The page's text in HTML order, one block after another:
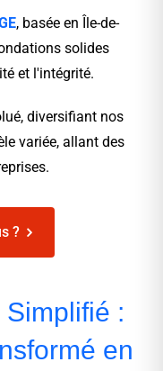
, basée en Île-de-
solides
et l'intégrité.
diversifiant nos
variée, allant des
?
:
en